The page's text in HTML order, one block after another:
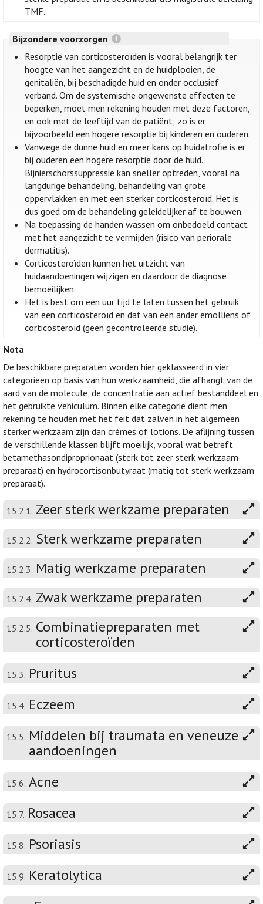
TMF.
Bijzondere voorzorgen
Resorptie van corticosteroïden is vooral belangrijk ter
hoogte van het aangezicht en de huidplooien, de
genitaliën, bij beschadigde huid en onder occlusief
verband. Om de systemische ongewenste effecten te
beperken, moet men rekening houden met deze factoren,
en ook met de leeftijd van de patiënt; zo is er
bijvoorbeeld een hogere resorptie bij kinderen en ouderen.
Vanwege de dunne huid en meer kans op huidatrofie is er
bij ouderen een hogere resorptie door de huid.
Bijnierschorssuppressie kan sneller optreden, vooral na
langdurige behandeling, behandeling van grote
oppervlakken en met een sterker corticosteroïd. Het is
dus goed om de behandeling geleidelijker af te bouwen.
Na toepassing de handen wassen om onbedoeld contact
met het aangezicht te vermijden (risico van periorale
dermatitis).
Corticosteroïden kunnen het uitzicht van
huidaandoeningen wijzigen en daardoor de diagnose
bemoeilijken.
Het is best om een uur tijd te laten tussen het gebruik
van een corticosteroïd en dat van een ander emolliens of
corticosteroïd (geen gecontroleerde studie).
Nota
De beschikbare preparaten worden hier geklasseerd in vier
categorieën op basis van hun werkzaamheid, die afhangt van de
aard van de molecule, de concentratie aan actief bestanddeel en
het gebruikte vehiculum. Binnen elke categorie dient men
rekening te houden met het feit dat zalven in het algemeen
sterker werkzaam zijn dan crèmes of lotions. De aflijning tussen
de verschillende klassen blijft moeilijk, vooral wat betreft
betamethasondiproprionaat (sterk tot zeer sterk werkzaam
preparaat) en hydrocortisonbutyraat (matig tot sterk werkzaam
preparaat).
15.2.1. Zeer sterk werkzame preparaten
15.2.2. Sterk werkzame preparaten
15.2.3. Matig werkzame preparaten
15.2.4. Zwak werkzame preparaten
15.2.5. Combinatiepreparaten met
corticosteroïden
15.3. Pruritus
15.4. Eczeem
15.5. Middelen bij traumata en veneuze
aandoeningen
15.6. Acne
15.7. Rosacea
15.8. Psoriasis
15.9. Keratolytica